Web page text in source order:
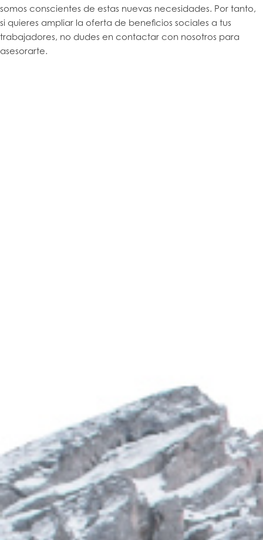
somos conscientes de estas nuevas necesidades. Por tanto,
si quieres ampliar la oferta de beneficios sociales a tus
trabajadores, no dudes en contactar con nosotros para
asesorarte.